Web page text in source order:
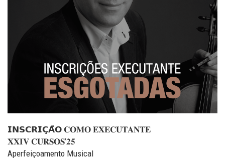
𝗜𝗡𝗦𝗖𝗥𝗜𝗖̧𝗔̃𝗢 𝐂𝐎𝐌𝐎 𝐄𝐗𝐄𝐂𝐔𝐓𝐀𝐍𝐓𝐄
𝐗𝐗𝐈𝐕 𝐂𝐔𝐑𝐒𝐎𝐒’𝟐𝟓
Aperfeiçoamento Musical